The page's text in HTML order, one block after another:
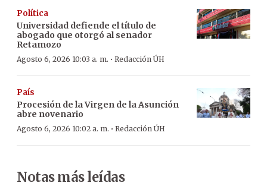
Política
Universidad defiende el título de
abogado que otorgó al senador
Retamozo
Agosto 6, 2026 10:03 a. m. · Redacción ÚH
País
Procesión de la Virgen de la Asunción
abre novenario
Agosto 6, 2026 10:02 a. m. · Redacción ÚH
Notas más leídas